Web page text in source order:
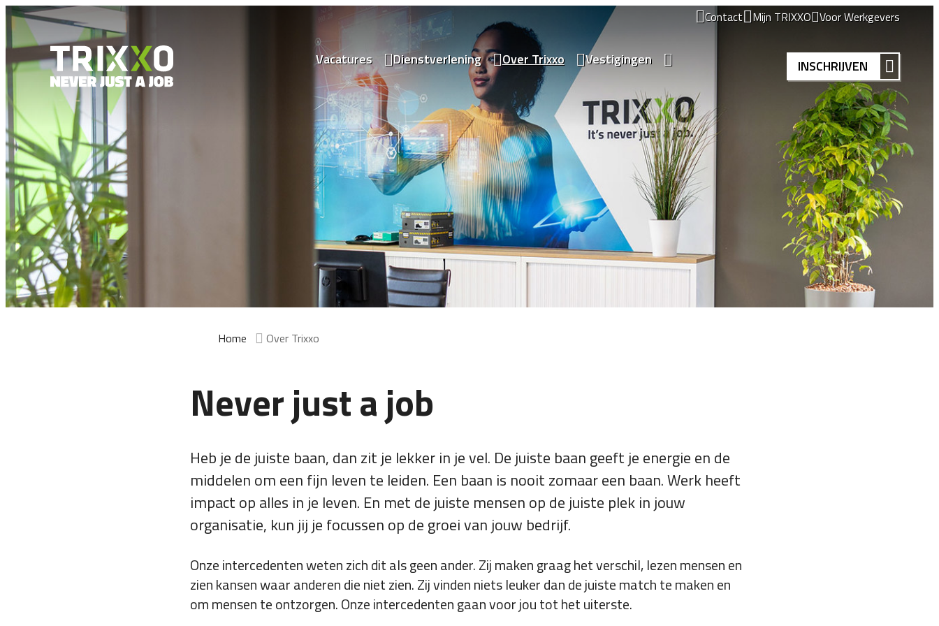
Contact Mijn TRIXXO Voor Werkgevers
Vacatures Dienstverlening Over Trixxo Vestigingen INSCHRIJVEN
Home Over Trixxo
Never just a job
Heb je de juiste baan, dan zit je lekker in je vel. De juiste baan geeft je energie en de
middelen om een fijn leven te leiden. Een baan is nooit zomaar een baan. Werk heeft
impact op alles in je leven. En met de juiste mensen op de juiste plek in jouw
organisatie, kun jij je focussen op de groei van jouw bedrijf.
Onze intercedenten weten zich dit als geen ander. Zij maken graag het verschil, lezen mensen en
zien kansen waar anderen die niet zien. Zij vinden niets leuker dan de juiste match te maken en
om mensen te ontzorgen. Onze intercedenten gaan voor jou tot het uiterste.